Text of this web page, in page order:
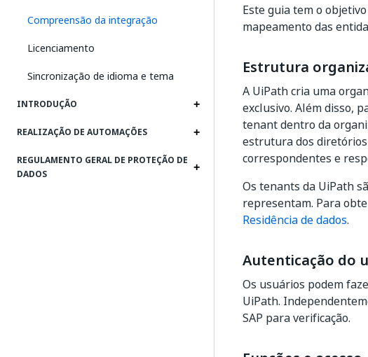
Compreensão da integração
Licenciamento
Sincronização de idioma e tema
INTRODUÇÃO
REALIZAÇÃO DE AUTOMAÇÕES
REGULAMENTO GERAL DE PROTEÇÃO DE
DADOS
Este guia tem o
mapeamento das
Estrutura
A UiPath cria uma
exclusivo. Além disso,
tenant dentro da
estrutura dos diretórios
correspondentes e
Os tenants da UiPath
representam. Para
Residência de dados.
Autenticação do
Os usuários podem
UiPath.
SAP para verificação.